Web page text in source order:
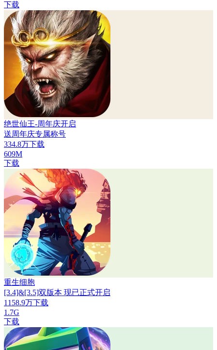
下载
绝世仙王-周年庆开启
送周年庆专属称号
334.8万下载
609M
下载
重生细胞
[3.4]&[3.5]双版本 现已正式开启
1158.9万下载
1.7G
下载